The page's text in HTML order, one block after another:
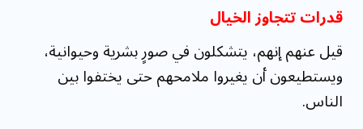
قدرات تتجاوز الخيال
قيل عنهم إنهم، يتشكلون في صورٍ بشرية وحيوانية،
ويستطيعون أن يغيروا ملامحهم حتى يختفوا بين
الناس.